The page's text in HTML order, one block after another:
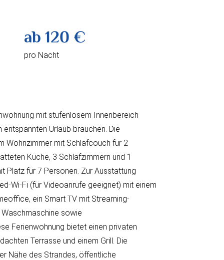
ab 120 €
pro Nacht
mit stufenlosem Innenbereich
Urlaub brauchen. Die
Wohnzimmer mit Schlafcouch für 2
Küche, 3 Schlafzimmern und 1
Platz für 7 Personen. Zur Ausstattung
Wi-Fi (für Videoanrufe geeignet) mit einem
ein Smart TV mit Streaming-
sowie
Ferienwohnung bietet einen privaten
Terrasse und einem Grill. Die
Nähe des Strandes, öffentliche